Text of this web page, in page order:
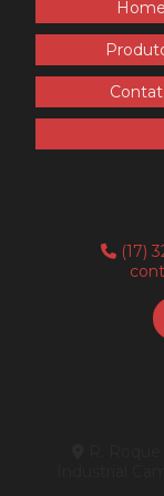
Unidade
Venda de compressor
Venda de filtro
Venda de peças
Home
(17)